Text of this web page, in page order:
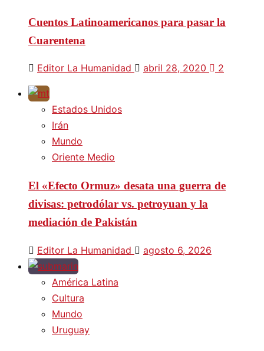
Cuentos Latinoamericanos para pasar la
Cuarentena
Editor La Humanidad abril 28, 2020 2
Estados Unidos
Irán
Mundo
Oriente Medio
El «Efecto Ormuz» desata una guerra de
divisas: petrodólar vs. petroyuan y la
mediación de Pakistán
Editor La Humanidad agosto 6, 2026
América Latina
Cultura
Mundo
Uruguay